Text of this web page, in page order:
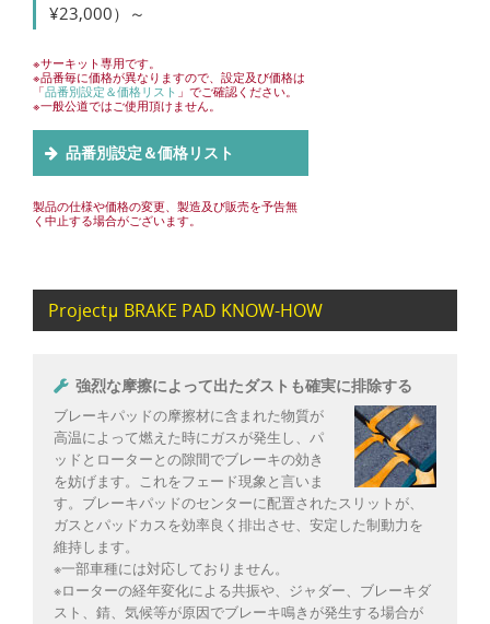
¥23,000）～
※サーキット専用です。
※品番毎に価格が異なりますので、設定及び価格は
「品番別設定＆価格リスト 」でご確認ください。
※一般公道ではご使用頂けません。
品番別設定＆価格リスト
製品の仕様や価格の変更、製造及び販売を予告無
く中止する場合がございます。
Projectμ BRAKE PAD KNOW-HOW
強烈な摩擦によって出たダストも確実に排除する
ブレーキパッドの摩擦材に含まれた物質が
高温によって燃えた時にガスが発生し、パ
ッドとローターとの隙間でブレーキの効き
を妨げます。これをフェード現象と言いま
す。ブレーキパッドのセンターに配置されたスリットが、
ガスとパッドカスを効率良く排出させ、安定した制動力を
維持します。
※一部車種には対応しておりません。
※ローターの経年変化による共振や、ジャダー、ブレーキダ
スト、錆、気候等が原因でブレーキ鳴きが発生する場合が